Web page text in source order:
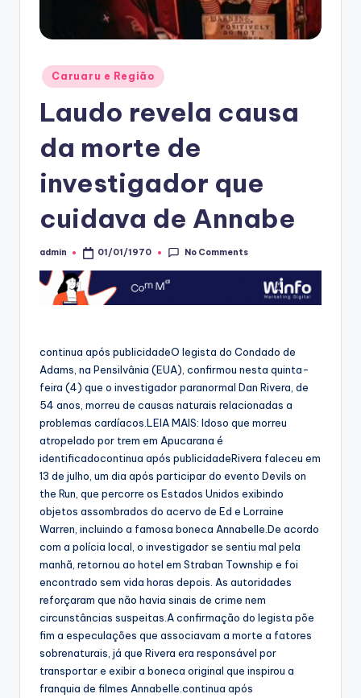
Posted
in
Caruaru e Região
Laudo revela causa
da morte de
investigador que
cuidava de Annabe
Posted
admin 01/01/1970 No Comments
continua após publicidadeO legista do Condado de
Adams, na Pensilvânia (EUA), confirmou nesta quinta-
feira (4) que o investigador paranormal Dan Rivera, de
54 anos, morreu de causas naturais relacionadas a
problemas cardíacos.LEIA MAIS: Idoso que morreu
atropelado por trem em Apucarana é
identificadocontinua após publicidadeRivera faleceu em
13 de julho, um dia após participar do evento Devils on
the Run, que percorre os Estados Unidos exibindo
objetos assombrados do acervo de Ed e Lorraine
Warren, incluindo a famosa boneca Annabelle.De acordo
com a polícia local, o investigador se sentiu mal pela
manhã, retornou ao hotel em Straban Township e foi
encontrado sem vida horas depois. As autoridades
reforçaram que não havia sinais de crime nem
circunstâncias suspeitas.A confirmação do legista põe
fim a especulações que associavam a morte a fatores
sobrenaturais, já que Rivera era responsável por
transportar e exibir a boneca original que inspirou a
franquia de filmes Annabelle.continua após